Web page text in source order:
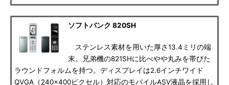
ソフトバンク 820SH
ステンレス素材を用いた厚さ13.4ミリの端
末。兄弟機の821SHに比べやや丸みを帯びた
ラウンドフォルムを持つ。ディスプレイは2.6インチワイド
QVGA（240×400ピクセル）対応のモバイルASV液晶を採用し